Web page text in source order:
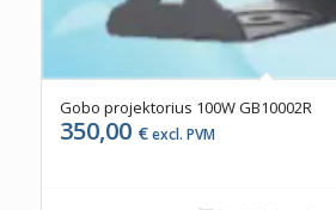
Gobo projektorius 100W GB10002R
350,00 €excl. PVM